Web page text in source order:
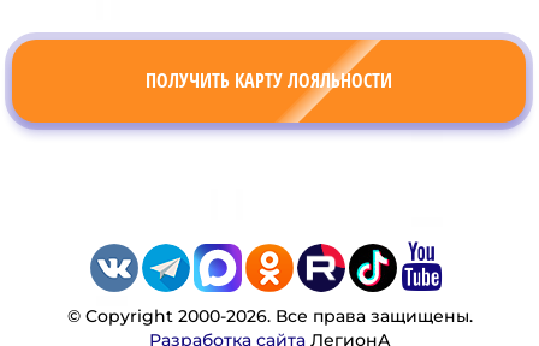
ПОЛУЧИТЬ КАРТУ ЛОЯЛЬНОСТИ
© Copyright 2000-2026. Все права защищены.
Разработка сайтаЛегионА